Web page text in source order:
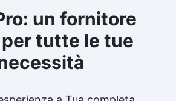
un fornitore
tutte le tue